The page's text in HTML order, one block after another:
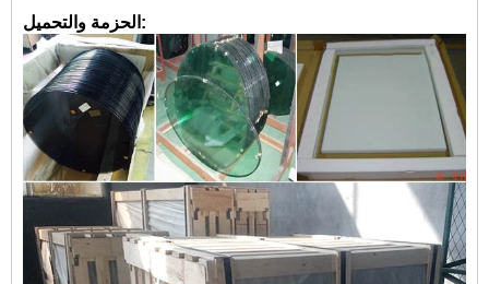
الحزمة والتحميل: